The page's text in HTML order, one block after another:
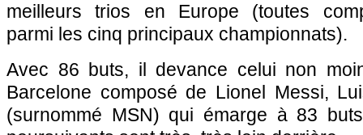
meilleurs trios en Europe (toutes
parmi les cinq principaux championnats).
Avec 86 buts, il devance celui non
Barcelone composé de Lionel Messi,
(surnommé MSN) qui émarge à 83